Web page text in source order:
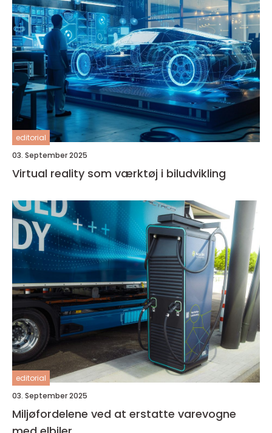
editorial
03. September 2025
Virtual reality som værktøj i biludvikling
editorial
03. September 2025
Miljøfordelene ved at erstatte varevogne